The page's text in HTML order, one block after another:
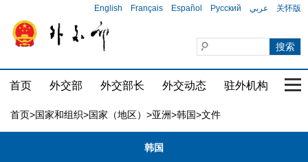
English Français Español Русский عربي 关怀版
首页 外交部 外交部长 外交动态 驻外机构 国
首页>国家和组织>国家（地区） >亚洲>韩国>文件
韩国